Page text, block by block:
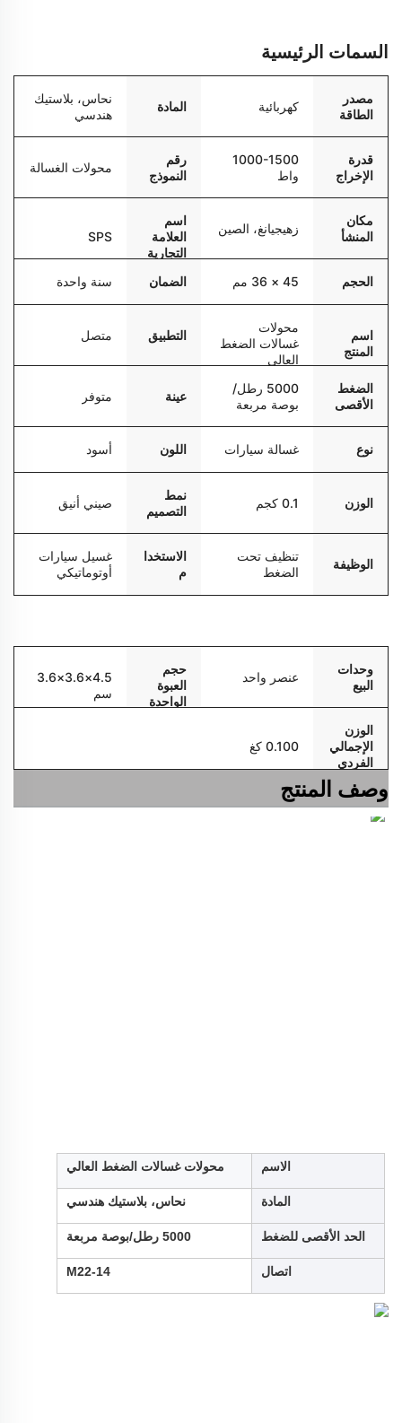
السمات الرئيسية
مصدر
الطاقة
كهربائية المادة
نحاس، بلاستيك
هندسي
قدرة
الإخراج
1000-1500
واط
رقم
النموذج
محولات الغسالة
مكان
المنشأ
زهيجيانغ، الصين
اسم
العلامة
التجارية
SPS
الحجم 45 × 36 مم الضمان سنة واحدة
اسم
المنتج
محولات
غسالات الضغط
العالي
التطبيق متصل
الضغط
الأقصى
5000 رطل/
بوصة مربعة
عينة متوفر
نوع غسالة سيارات اللون أسود
الوزن 0.1 كجم
نمط
التصميم
صيني أنيق
الوظيفة
تنظيف تحت
الضغط
الاستخدا
م
غسيل سيارات
أوتوماتيكي
وحدات
البيع
عنصر واحد
حجم
العبوة
الواحدة
4.5×3.6×3.6
سم
الوزن
الإجمالي
الفردي
0.100 كغ
وصف المنتج
الاسم محولات غسالات الضغط العالي
المادة نحاس، بلاستيك هندسي
الحد الأقصى للضغط 5000 رطل/بوصة مربعة
اتصال M22-14